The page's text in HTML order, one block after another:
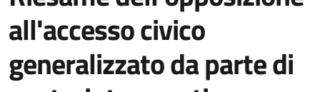
all'accesso civico
generalizzato da parte di